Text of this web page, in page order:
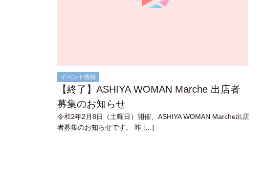
イベント情報
【終了】ASHIYA WOMAN Marche 出店者
募集のお知らせ
令和2年2月8日（土曜日）開催、ASHIYA WOMAN Marche出店
者募集のお知らせです。 昨 […]